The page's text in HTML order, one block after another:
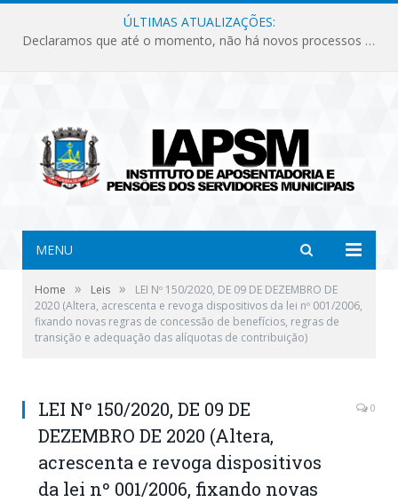
ÚLTIMAS ATUALIZAÇÕES:
Declaramos que até o momento, não há novos processos licitatórios para o Instituto de Previdência no ano de 2026.
MENU
Home » Leis »
LEI Nº 150/2020, DE 09 DE DEZEMBRO DE
2020 (Altera, acrescenta e revoga dispositivos da lei nº 001/2006,
fixando novas regras de concessão de benefícios, regras de
transição e adequação das alíquotas de contribuição)
LEI Nº 150/2020, DE 09 DE
DEZEMBRO DE 2020 (Altera,
acrescenta e revoga dispositivos
da lei nº 001/2006, fixando novas
0